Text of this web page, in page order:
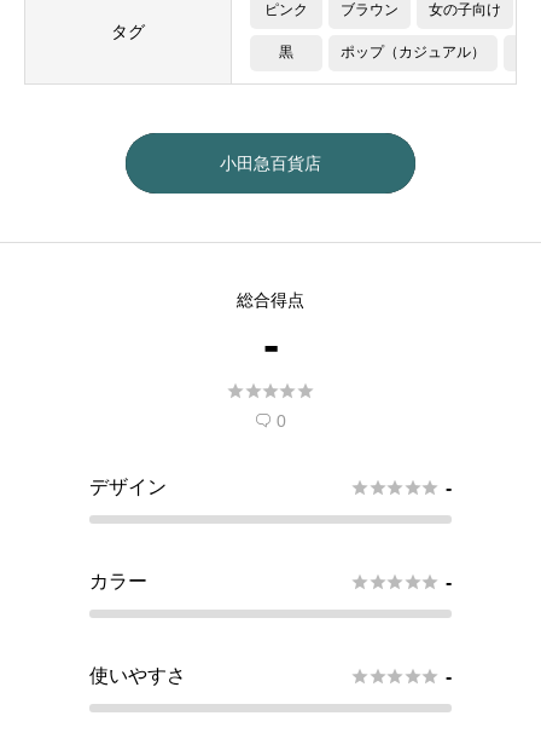
タグ
ピンク ブラウン 女の子向け
黒 ポップ（カジュアル）
小田急百貨店
総合得点
-

 0
デザイン  -
カラー  -
使いやすさ  -